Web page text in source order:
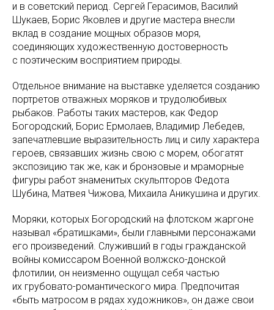
и в советский период. Сергей Герасимов, Василий
Шукаев, Борис Яковлев и другие мастера внесли
вклад в создание мощных образов моря,
соединяющих художественную достоверность
с поэтическим восприятием природы.
Отдельное внимание на выставке уделяется созданию
портретов отважных моряков и трудолюбивых
рыбаков. Работы таких мастеров, как Федор
Богородский, Борис Ермолаев, Владимир Лебедев,
запечатлевшие выразительность лиц и силу характера
героев, связавших жизнь свою с морем, обогатят
экспозицию так же, как и бронзовые и мраморные
фигуры работ знаменитых скульпторов Федота
Шубина, Матвея Чижова, Михаила Аникушина и других.
Моряки, которых Богородский на флотском жаргоне
называл «братишками», были главными персонажами
его произведений. Служивший в годы гражданской
войны комиссаром Военной волжско-донской
флотилии, он неизменно ощущал себя частью
их грубовато-романтического мира. Предпочитая
«быть матросом в рядах художников», он даже свои